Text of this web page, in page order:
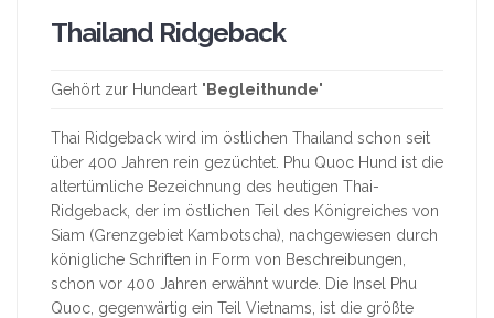
Thailand Ridgeback
Gehört zur Hundeart " Begleithunde"
Thai Ridgeback wird im östlichen Thailand schon seit
über 400 Jahren rein gezüchtet. Phu Quoc Hund ist die
altertümliche Bezeichnung des heutigen Thai-
Ridgeback, der im östlichen Teil des Königreiches von
Siam (Grenzgebiet Kambotscha), nachgewiesen durch
königliche Schriften in Form von Beschreibungen,
schon vor 400 Jahren erwähnt wurde. Die Insel Phu
Quoc, gegenwärtig ein Teil Vietnams, ist die größte